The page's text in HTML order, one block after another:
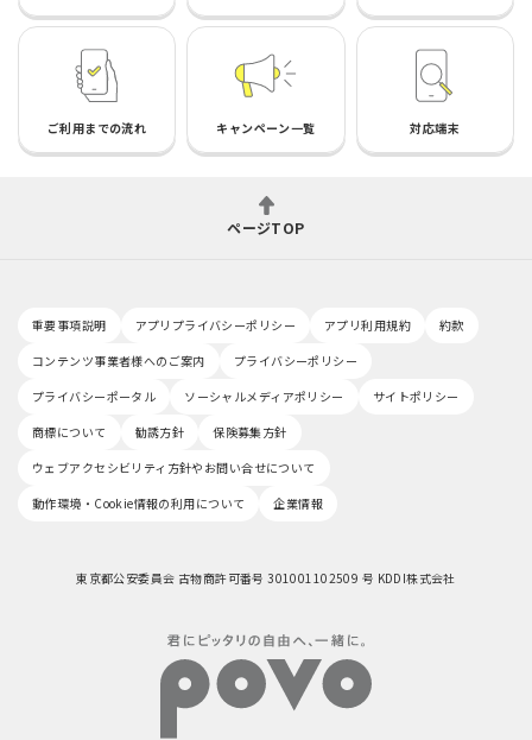
ご利用までの流れ キャンペーン一覧 対応端末
ページTOP
重要事項説明 アプリプライバシーポリシー アプリ利用規約
約款
コンテンツ事業者様へのご案内
プライバシーポリシー
プライバシーポータル
ソーシャルメディアポリシー
サイトポリシー
商標について
勧誘方針
保険募集方針
ウェブアクセシビリティ方針やお問い合せについて
動作環境・Cookie情報の利用について
企業情報
東京都公安委員会 古物商許可番号 301001102509 号 KDDI株式会社